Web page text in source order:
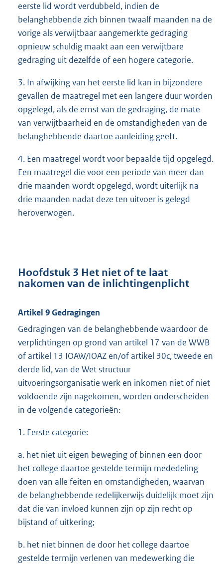
eerste lid wordt verdubbeld, indien de
belanghebbende zich binnen twaalf maanden na de
vorige als verwijtbaar aangemerkte gedraging
opnieuw schuldig maakt aan een verwijtbare
gedraging uit dezelfde of een hogere categorie.
3. In afwijking van het eerste lid kan in bijzondere
gevallen de maatregel met een langere duur worden
opgelegd, als de ernst van de gedraging, de mate
van verwijtbaarheid en de omstandigheden van de
belanghebbende daartoe aanleiding geeft.
4. Een maatregel wordt voor bepaalde tijd opgelegd.
Een maatregel die voor een periode van meer dan
drie maanden wordt opgelegd, wordt uiterlijk na
drie maanden nadat deze ten uitvoer is gelegd
heroverwogen.
Hoofdstuk 3 Het niet of te laat
nakomen van de inlichtingenplicht
Artikel 9 Gedragingen
Gedragingen van de belanghebbende waardoor de
verplichtingen op grond van artikel 17 van de WWB
of artikel 13 IOAW/IOAZ en/of artikel 30c, tweede en
derde lid, van de Wet structuur
uitvoeringsorganisatie werk en inkomen niet of niet
voldoende zijn nagekomen, worden onderscheiden
in de volgende categorieën:
1. Eerste categorie:
a. het niet uit eigen beweging of binnen een door
het college daartoe gestelde termijn mededeling
doen van alle feiten en omstandigheden, waarvan
de belanghebbende redelijkerwijs duidelijk moet zijn
dat die van invloed kunnen zijn op zijn recht op
bijstand of uitkering;
b. het niet binnen de door het college daartoe
gestelde termijn verlenen van medewerking die